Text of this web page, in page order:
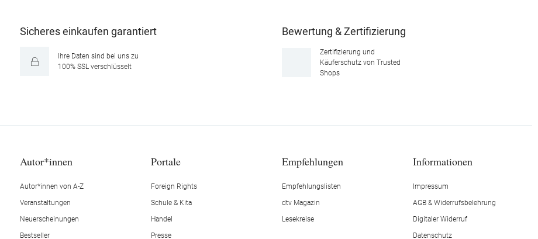
Sicheres einkaufen garantiert
Ihre Daten sind bei uns zu
100% SSL verschlüsselt
Bewertung & Zertifizierung
Zertifizierung und
Käuferschutz von Trusted
Shops
Autor*innen
Autor*innen von A-Z
Veranstaltungen
Neuerscheinungen
Bestseller
Portale
Foreign Rights
Schule & Kita
Handel
Presse
Empfehlungen
Empfehlungslisten
dtv Magazin
Lesekreise
Informationen
Impressum
AGB & Widerrufsbelehrung
Digitaler Widerruf
Datenschutz